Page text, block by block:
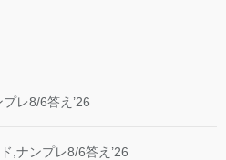
レ8/6答え’26
,ナンプレ8/6答え’26